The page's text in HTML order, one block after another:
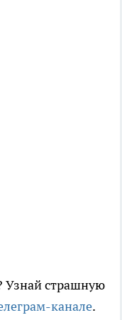
Узнай страшную
канале.